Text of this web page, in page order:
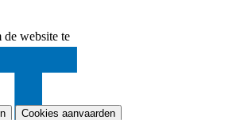
de website te
Cookies aanvaarden